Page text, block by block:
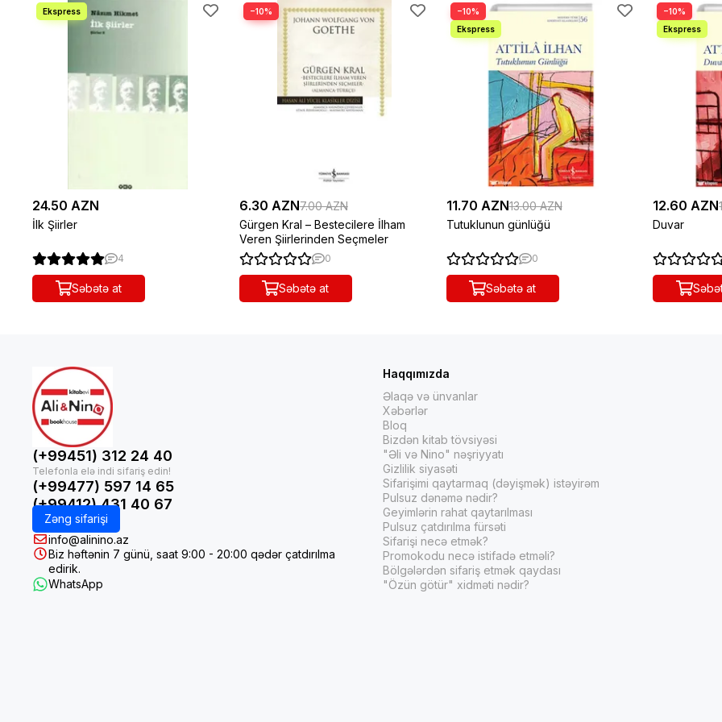
24.50 AZN
İlk Şiirler
4
Səbətə at
−10%
6.30 AZN7.00 AZN
Gürgen Kral – Bestecilere İlham
Veren Şiirlerinden Seçmeler
0
Səbətə at
−10%
11.70 AZN13.00 AZN
Tutuklunun günlüğü
0
Səbətə at
−10%
12.60 AZN
Duvar
(+99451) 312 24 40
(+99477) 597 14 65
(+99412) 431 40 67
Zəng sifarişi
info@alinino.az
Biz həftənin 7 günü, saat 9:00 - 20:00 qədər çatdırılma
edirik.
WhatsApp
Haqqımızda
Əlaqə və ünvanlar
Xəbərlər
Bloq
Bizdən kitab tövsiyəsi
"Əli və Nino" nəşriyyatı
Gizlilik siyasəti
Sifarişimi qaytarmaq (dəyişmək) istəyirəm
Pulsuz dənəmə nədir?
Geyimlərin rahat qaytarılması
Pulsuz çatdırılma fürsəti
Sifarişi necə etmək?
Promokodu necə istifadə etməli?
Bölgələrdən sifariş etmək qaydası
"Özün götür" xidməti nədir?